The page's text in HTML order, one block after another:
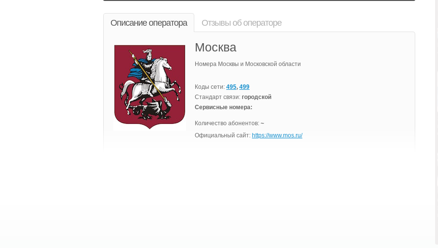
Описание оператора Отзывы об операторе
Москва
Номера Москвы и Московской области
Коды сети: 495, 499
Стандарт связи: городской
Сервисные номера:
Количество абонентов: ~
Официальный сайт: https://www.mos.ru/